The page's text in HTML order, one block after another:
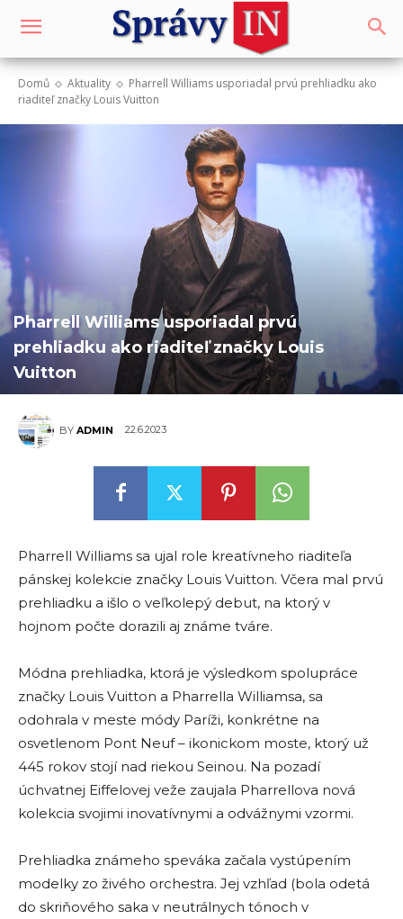
Domů Aktuality
Pharrell Williams usporiadal prvú prehliadku ako
riaditeľ značky Louis Vuitton
Pharrell Williams usporiadal prvú
prehliadku ako riaditeľ značky Louis
Vuitton
BY ADMIN 22.6.2023
Pharrell Williams sa ujal role kreatívneho riaditeľa
pánskej kolekcie značky Louis Vuitton. Včera mal prvú
prehliadku a išlo o veľkolepý debut, na ktorý v
hojnom počte dorazili aj známe tváre.
Módna prehliadka, ktorá je výsledkom spolupráce
značky Louis Vuitton a Pharrella Williamsa, sa
odohrala v meste módy Paríži, konkrétne na
osvetlenom Pont Neuf – ikonickom moste, ktorý už
445 rokov stojí nad riekou Seinou. Na pozadí
úchvatnej Eiffelovej veže zaujala Pharrellova nová
kolekcia svojimi inovatívnymi a odvážnymi vzormi.
Prehliadka známeho speváka začala vystúpením
modelky zo živého orchestra. Jej vzhľad (bola odetá
do skriňového saka v neutrálnych tónoch v